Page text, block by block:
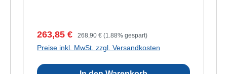
Verkaufspreis:
263,85 € Regulärer Preis:
268,90 € (1.88% gespart)
Preise inkl. MwSt. zzgl. Versandkosten